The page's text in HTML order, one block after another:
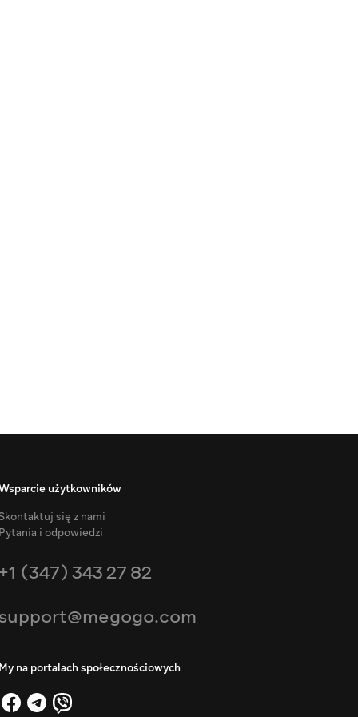
użytkowników
się z nami
i odpowiedzi
(347) 343 27 82
na portalach społecznościowych